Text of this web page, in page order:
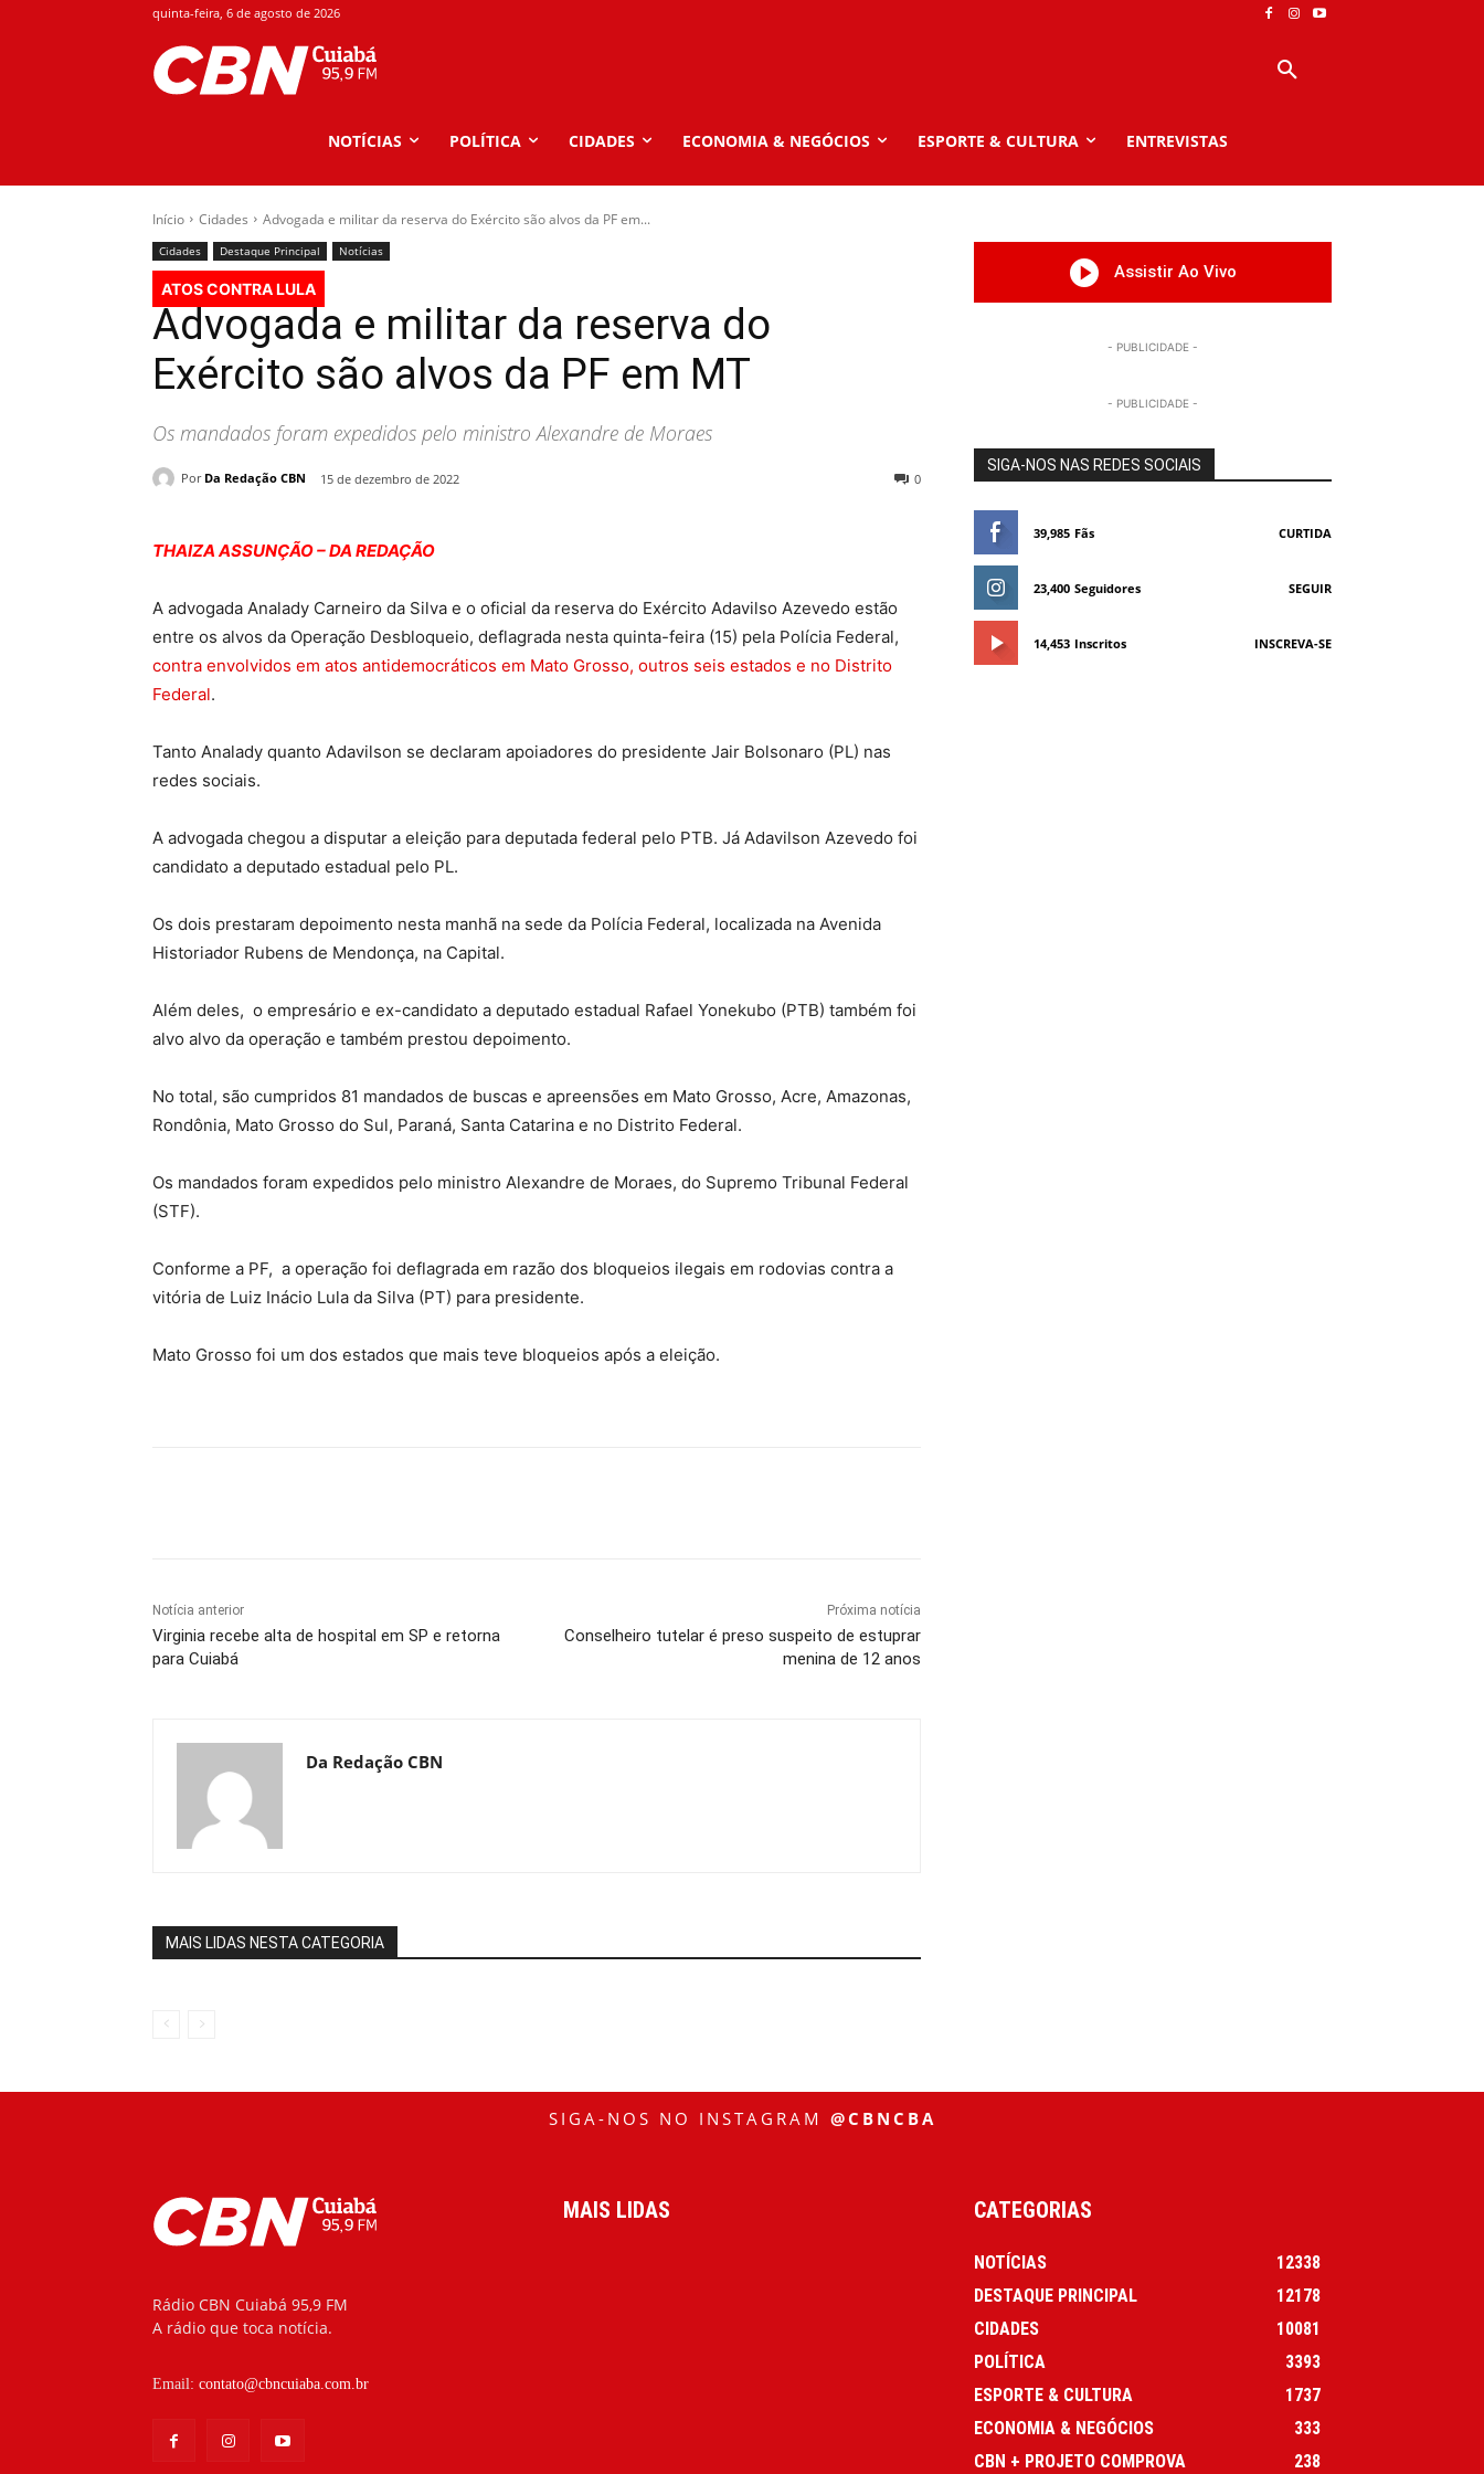
quinta-feira, 6 de agosto de 2026
NOTÍCIAS POLÍTICA CIDADES ECONOMIA & NEGÓCIOS ESPORTE & CULTURA ENTREVISTAS
Início Cidades Advogada e militar da reserva do Exército são alvos da PF em...
Cidades Destaque Principal Notícias
ATOS CONTRA LULA
Advogada e militar da reserva do
Exército são alvos da PF em MT
Os mandados foram expedidos pelo ministro Alexandre de Moraes
Por Da Redação CBN 15 de dezembro de 2022 0
THAIZA ASSUNÇÃO – DA REDAÇÃO
A advogada Analady Carneiro da Silva e o oficial da reserva do Exército Adavilso Azevedo estão
entre os alvos da Operação Desbloqueio, deflagrada nesta quinta-feira (15) pela Polícia Federal,
contra envolvidos em atos antidemocráticos em Mato Grosso, outros seis estados e no Distrito
Federal.
Tanto Analady quanto Adavilson se declaram apoiadores do presidente Jair Bolsonaro (PL) nas
redes sociais.
A advogada chegou a disputar a eleição para deputada federal pelo PTB. Já Adavilson Azevedo foi
candidato a deputado estadual pelo PL.
Os dois prestaram depoimento nesta manhã na sede da Polícia Federal, localizada na Avenida
Historiador Rubens de Mendonça, na Capital.
Além deles, o empresário e ex-candidato a deputado estadual Rafael Yonekubo (PTB) também foi
alvo alvo da operação e também prestou depoimento.
No total, são cumpridos 81 mandados de buscas e apreensões em Mato Grosso, Acre, Amazonas,
Rondônia, Mato Grosso do Sul, Paraná, Santa Catarina e no Distrito Federal.
Os mandados foram expedidos pelo ministro Alexandre de Moraes, do Supremo Tribunal Federal
(STF).
Conforme a PF, a operação foi deflagrada em razão dos bloqueios ilegais em rodovias contra a
vitória de Luiz Inácio Lula da Silva (PT) para presidente.
Mato Grosso foi um dos estados que mais teve bloqueios após a eleição.
Notícia anterior
Virginia recebe alta de hospital em SP e retorna
para Cuiabá
Próxima notícia
Conselheiro tutelar é preso suspeito de estuprar
menina de 12 anos
Da Redação CBN
MAIS LIDAS NESTA CATEGORIA
Assistir Ao Vivo
- PUBLICIDADE -
- PUBLICIDADE -
SIGA-NOS NAS REDES SOCIAIS
39,985 Fãs CURTIDA
23,400 Seguidores SEGUIR
14,453 Inscritos INSCREVA-SE
SIGA-NOS NO INSTAGRAM @CBNCBA
Rádio CBN Cuiabá 95,9 FM
A rádio que toca notícia.
Email: contato@cbncuiaba.com.br
MAIS LIDAS CATEGORIAS
NOTÍCIAS
12338
DESTAQUE PRINCIPAL
12178
CIDADES
10081
POLÍTICA
3393
ESPORTE & CULTURA
1737
ECONOMIA & NEGÓCIOS
333
CBN + PROJETO COMPROVA
238